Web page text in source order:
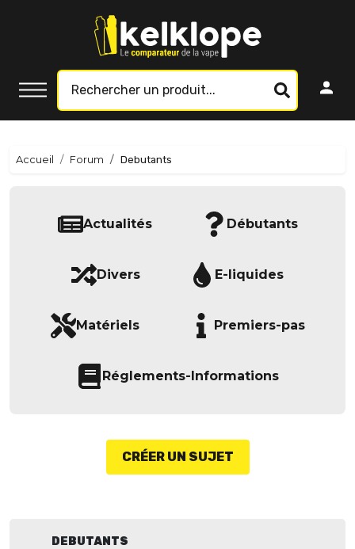
Accueil Forum Debutants
Actualités Débutants
Divers E-liquides
Matériels Premiers-pas
Réglements-Informations
CRÉER UN SUJET
DEBUTANTS